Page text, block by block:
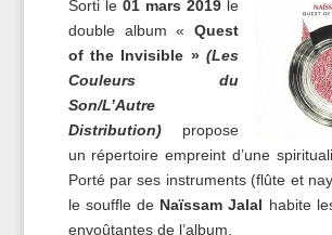
Sorti le 01 mars 2019 le
double album «Quest
of the Invisible »(Les
Couleurs du
Son/L’Autre
Distribution)propose
un répertoire empreint d’une
Porté par ses instruments (flûte et
le souffle de Naïssam Jalal habite
envoûtantes de l’album.